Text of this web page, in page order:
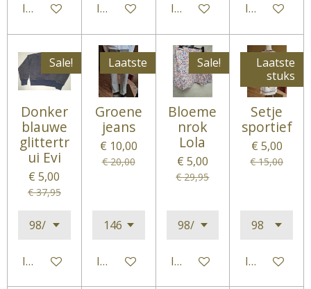
In winkelwagenIn winkelwagenIn winkelwagenIn
Sale!
Donker
blauwe
glittertr
ui Evi
€ 5,00
€ 37,95
In winkelwagen
Laatste
Groene
jeans
€ 10,00
€ 20,00
In winkelwagen
Sale!
Bloeme
nrok
Lola
€ 5,00
€ 29,95
In winkelwagen
Laatste
stuks
Setje
sportief
€ 5,00
€ 15,00
In